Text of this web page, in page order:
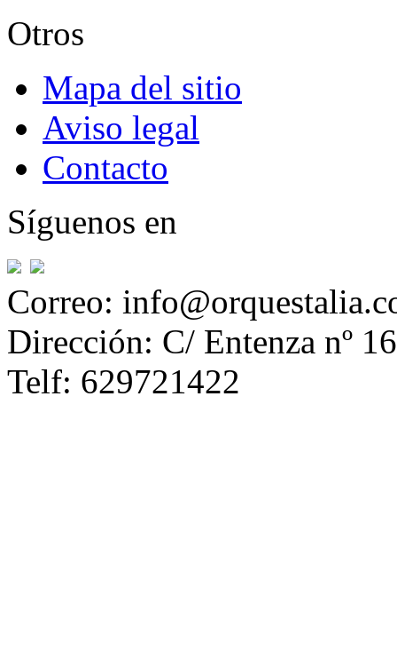
Otros
Mapa del sitio
Aviso legal
Contacto
Síguenos en
Correo:
Dirección: C/ Entenza nº
Telf: 629721422